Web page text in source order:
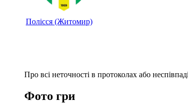
Полісся (Житомир)
Про всі неточності в протоколах або
Фото гри